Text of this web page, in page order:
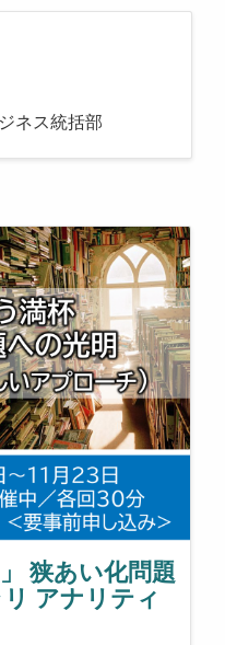
ネス統括部
狭あい化問題
アナリティ